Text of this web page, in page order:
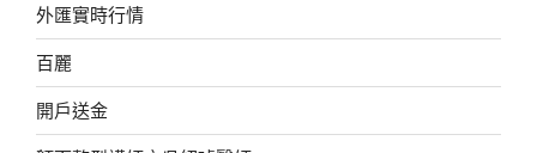
外匯實時行情
百麗
開戶送金